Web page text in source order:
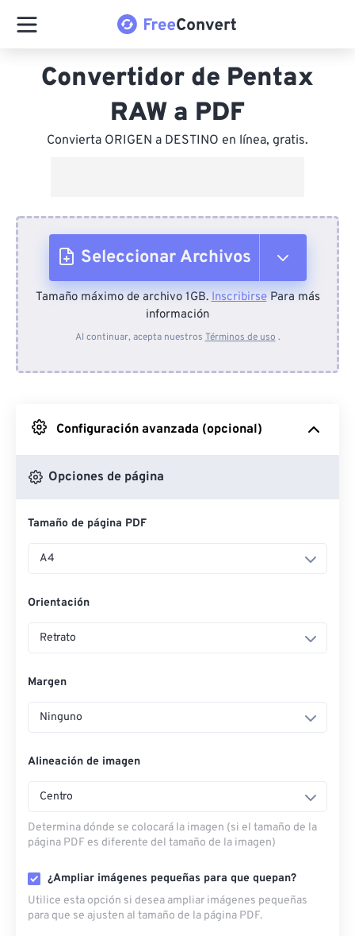
Convertidor de Pentax
RAW a PDF
Convierta ORIGEN a DESTINO en línea, gratis.
Seleccionar Archivos
Desde el dispositivo
Desde Google Drive
Desde OneDrive
Desde URL
Tamaño máximo de archivo 1GB.InscribirsePara más
información
Al continuar, acepta nuestros Términos de uso .
Configuración avanzada (opcional)
Opciones de página
Tamaño de página PDF
A4
Orientación
Retrato
Margen
Ninguno
Alineación de imagen
Centro
Determina dónde se colocará la imagen (si el tamaño de la
página PDF es diferente del tamaño de la imagen)
¿Ampliar imágenes pequeñas para que quepan?
Utilice esta opción si desea ampliar imágenes pequeñas
para que se ajusten al tamaño de la página PDF.